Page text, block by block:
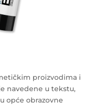
proizvodima i
navedene u tekstu,
opće obrazovne